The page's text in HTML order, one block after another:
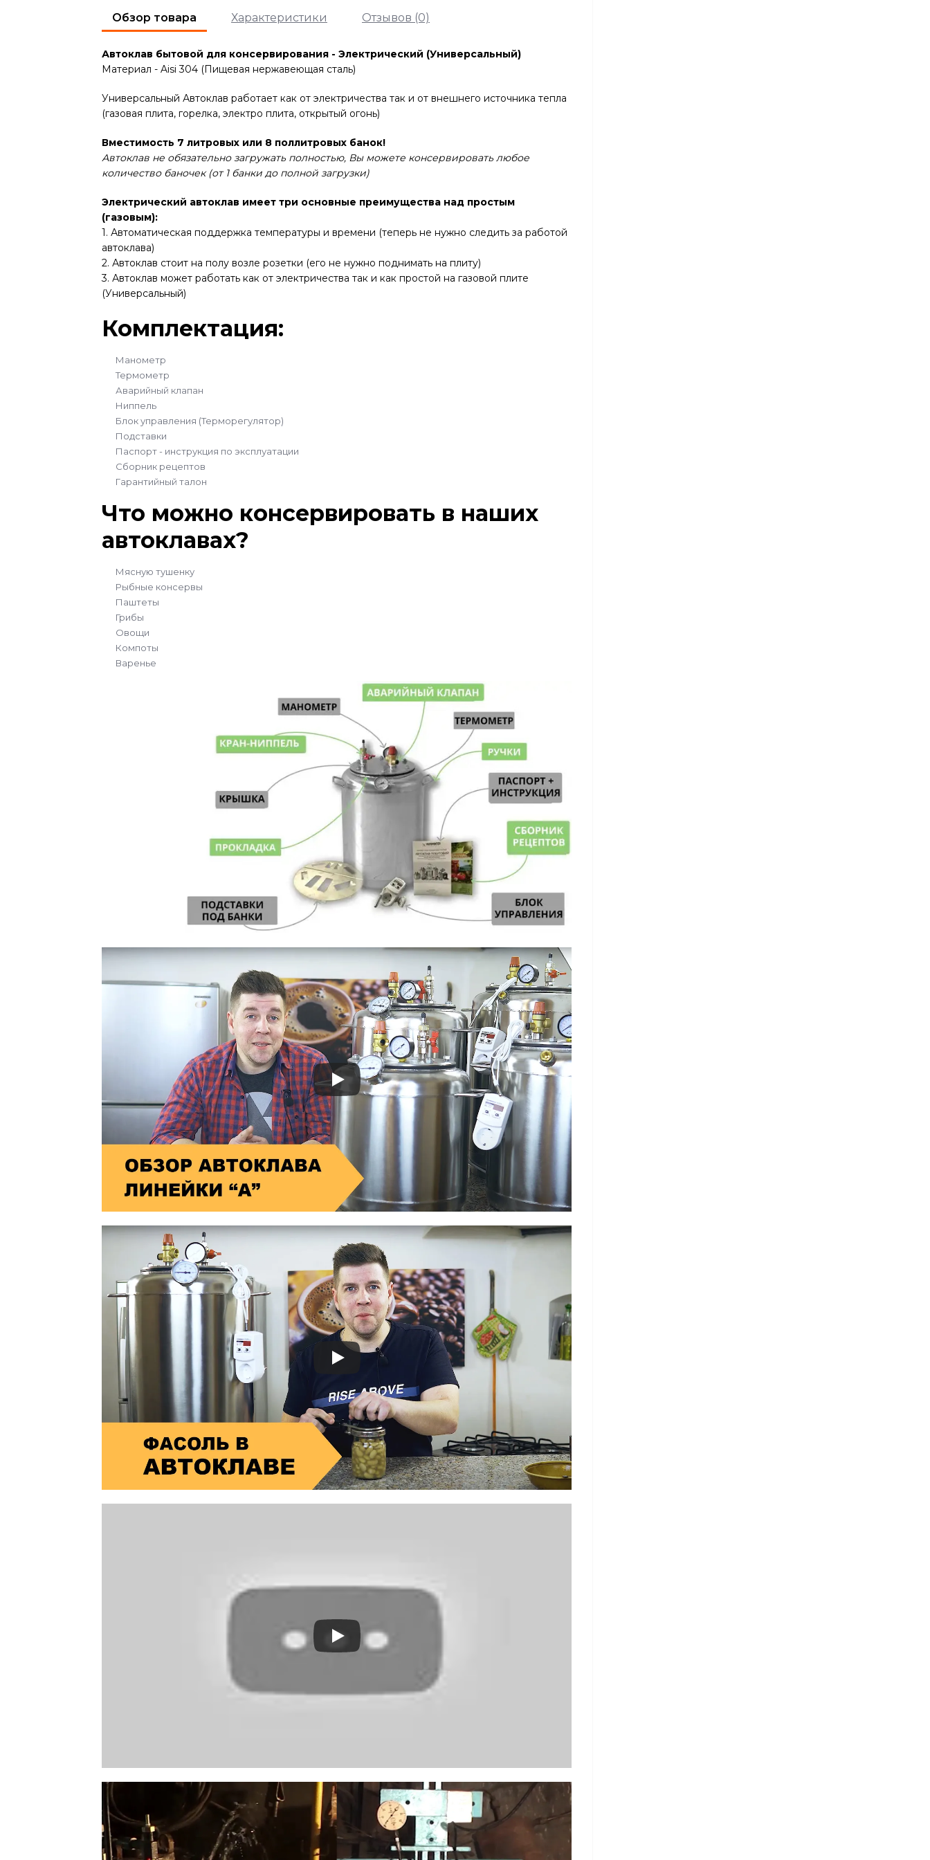
Обзор товара Характеристики Отзывов (0)
Автоклав бытовой для консервирования - Электрический (Универсальный)
Материал - Aisi 304 (Пищевая нержавеющая сталь)
Универсальный Автоклав работает как от электричества так и от внешнего источника тепла
(газовая плита, горелка, электро плита, открытый огонь)
Вместимость 7 литровых или 8 поллитровых банок!
Автоклав не обязательно загружать полностью, Вы можете консервировать любое
количество баночек (от 1 банки до полной загрузки)
Электрический автоклав имеет три основные преимущества над простым
(газовым):
1. Автоматическая поддержка температуры и времени (теперь не нужно следить за работой
автоклава)
2. Автоклав стоит на полу возле розетки (его не нужно поднимать на плиту)
3. Автоклав может работать как от электричества так и как простой на газовой плите
(Универсальный)
Комплектация:
Манометр
Термометр
Аварийный клапан
Ниппель
Блок управления (Терморегулятор)
Подставки
Паспорт - инструкция по эксплуатации
Сборник рецептов
Гарантийный талон
Что можно консервировать в наших
автоклавах?
Мясную тушенку
Рыбные консервы
Паштеты
Грибы
Овощи
Компоты
Варенье